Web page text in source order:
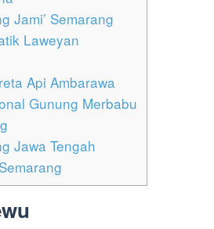
Jami’ Semarang
Laweyan
Api Ambarawa
Gunung Merbabu
Jawa Tengah